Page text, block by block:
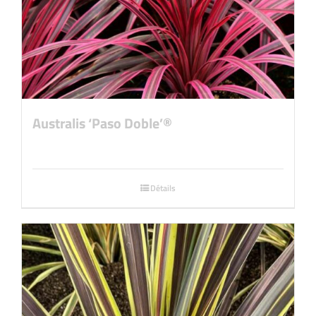
Australis ‘Paso Doble’®
Détails